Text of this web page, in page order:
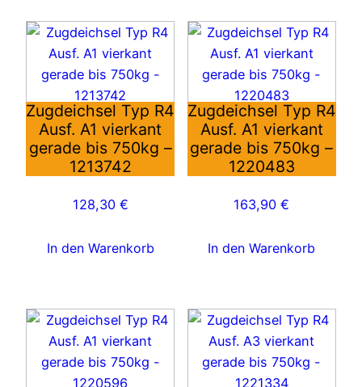
Zugdeichsel Typ R4
Ausf. A1 vierkant
gerade bis 750kg –
1213742
128,30 €
In den Warenkorb
Zugdeichsel Typ R4
Ausf. A1 vierkant
gerade bis 750kg –
1220483
163,90€
In den Warenkorb